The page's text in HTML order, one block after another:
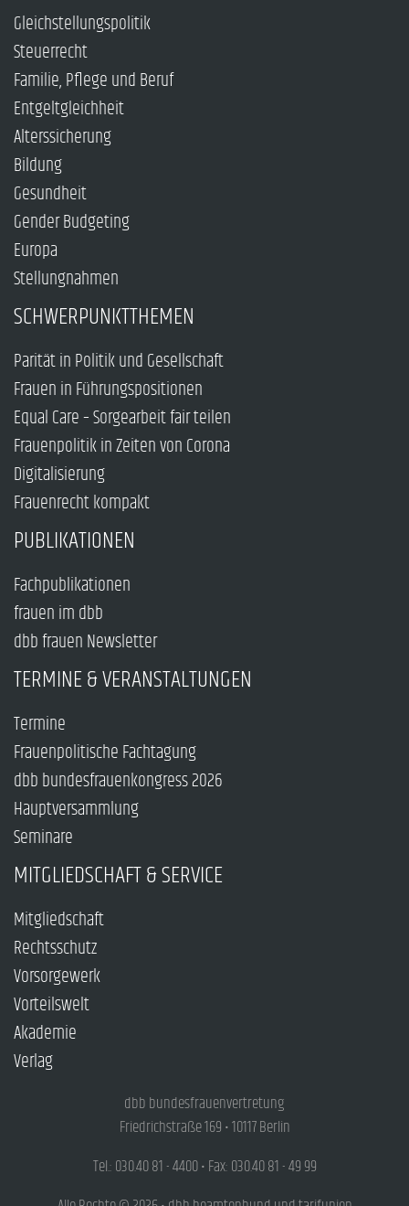
Gleichstellungspolitik
Steuerrecht
Familie, Pflege und Beruf
Entgeltgleichheit
Alterssicherung
Bildung
Gesundheit
Gender Budgeting
Europa
Stellungnahmen
SCHWERPUNKTTHEMEN
Parität in Politik und Gesellschaft
Frauen in Führungspositionen
Equal Care – Sorgearbeit fair teilen
Frauenpolitik in Zeiten von Corona
Digitalisierung
Frauenrecht kompakt
PUBLIKATIONEN
Fachpublikationen
frauen im dbb
dbb frauen Newsletter
TERMINE & VERANSTALTUNGEN
Termine
Frauenpolitische Fachtagung
dbb bundesfrauenkongress 2026
Hauptversammlung
Seminare
MITGLIEDSCHAFT & SERVICE
Mitgliedschaft
Rechtsschutz
Vorsorgewerk
Vorteilswelt
Akademie
Verlag
dbb bundesfrauenvertretung
Friedrichstraße 169 • 10117 Berlin
Tel.: 030.40 81 - 4400 • Fax: 030.40 81 - 49 99